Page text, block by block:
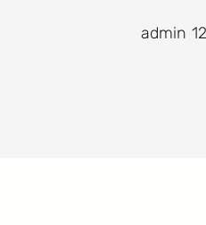
admin